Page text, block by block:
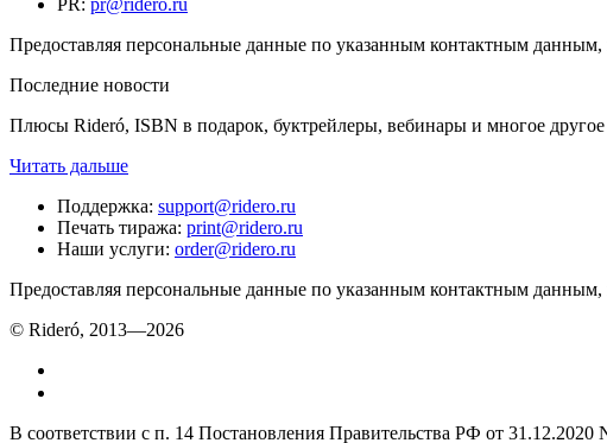
Предоставляя персональные данные по указанным контактным данным,
Последние новости
Плюсы Rideró, ISBN в подарок, буктрейлеры, вебинары и многое другое
Читать дальше
Поддержка: support@ridero.ru
Печать тиража: print@ridero.ru
Наши услуги: order@ridero.ru
Предоставляя персональные данные по указанным контактным данным,
© Rideró, 2013—2026
В соответствии с п. 14 Постановления Правительства РФ от